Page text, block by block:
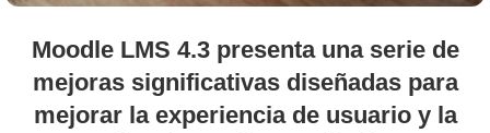
Moodle LMS 4.3 presenta una serie de
mejoras significativas diseñadas para
mejorar la experiencia de usuario y la